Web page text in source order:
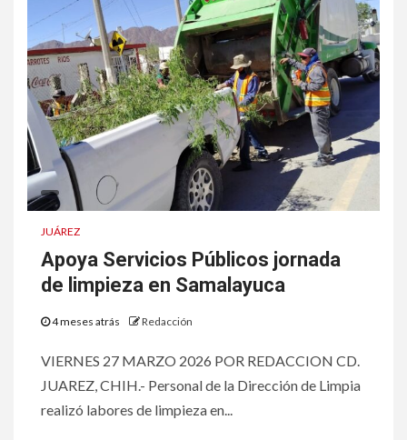
JUÁREZ
Apoya Servicios Públicos jornada
de limpieza en Samalayuca
4 meses atrás Redacción
VIERNES 27 MARZO 2026 POR REDACCION CD.
JUAREZ, CHIH.- Personal de la Dirección de Limpia
realizó labores de limpieza en...